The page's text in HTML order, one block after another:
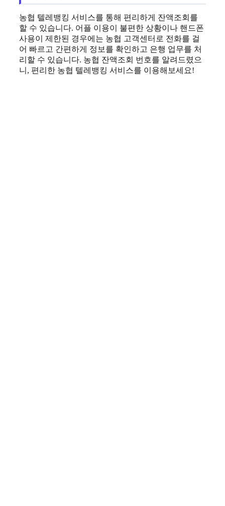
농협 텔레뱅킹 서비스를 통해 편리하게 잔액조회를
할 수 있습니다. 어플 이용이 불편한 상황이나 핸드폰
사용이 제한된 경우에는 농협 고객센터로 전화를 걸
어 빠르고 간편하게 정보를 확인하고 은행 업무를 처
리할 수 있습니다. 농협 잔액조회 번호를 알려드렸으
니, 편리한 농협 텔레뱅킹 서비스를 이용해보세요!